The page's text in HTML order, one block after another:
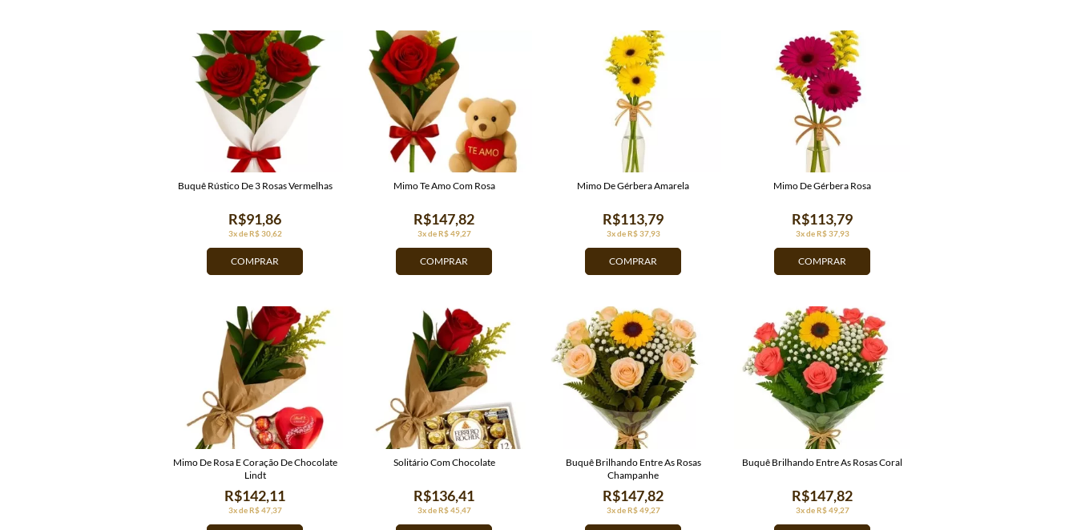
COMPRAR
3x de R$ 30,62
R$91,86
Buquê Rústico De 3 Rosas Vermelhas
COMPRAR
3x de R$ 49,27
R$147,82
Mimo Te Amo Com Rosa
COMPRAR
3x de R$ 37,93
R$113,79
Mimo De Gérbera Amarela
COMPRAR
3x de R$ 37,93
R$113,79
Mimo De Gérbera Rosa
3x de R$ 47,37
R$142,11
Mimo De Rosa E Coração De Chocolate
Lindt
3x de R$ 45,47
R$136,41
Solitário Com Chocolate
3x de R$ 49,27
R$147,82
Buquê Brilhando Entre As Rosas
Champanhe
3x de R$ 49,27
R$147,82
Buquê Brilhando Entre As Rosas Coral